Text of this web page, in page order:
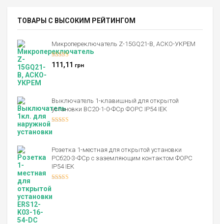
ТОВАРЫ С ВЫСОКИМ РЕЙТИНГОМ
Микропереключатель Z-15GQ21-B, АСКО-УКРЕМ
Оценка5.00
из 5
111,11 грн
Выключатель 1-клавишный для открытой
установки ВС20-1-0-ФСр ФОРС IP54 IEK
4.00
Розетка 1-местная для открытой установки
РСб20-3-ФСр с заземляющим контактом ФОРС
IP54 IEK